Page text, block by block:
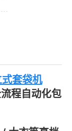
套袋机
程自动化包